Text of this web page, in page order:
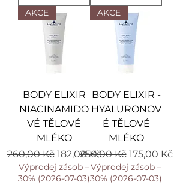
AKCE
BODY ELIXIR
NIACINAMIDO
VÉ TĚLOVÉ
MLÉKO
Běžná cena
260,00 Kč Zvýhodněná cena
182,00 Kč
Výprodej zásob –
30% (2026-07-03)
AKCE
BODY ELIXIR -
HYALURONOV
É TĚLOVÉ
MLÉKO
Běžná cena
250,00 Kč Zvýhodněná
175,00 Kč
Výprodej zásob –
30% (2026-07-03)